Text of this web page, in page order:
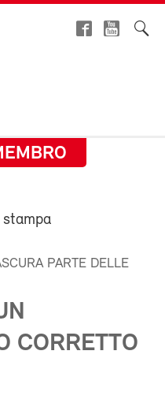
stampa
PARTE DELLE
CORRETTO